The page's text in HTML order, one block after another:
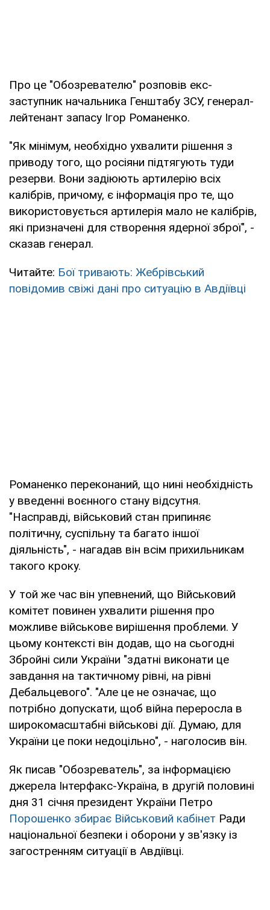
Про це "Обозревателю" розповів екс-
заступник начальника Генштабу ЗСУ, генерал-
лейтенант запасу Ігор Романенко.
"Як мінімум, необхідно ухвалити рішення з
приводу того, що росіяни підтягують туди
резерви. Вони задіюють артилерію всіх
калібрів, причому, є інформація про те, що
використовується артилерія мало не калібрів,
які призначені для створення ядерної зброї", -
сказав генерал.
Читайте: Бої тривають: Жебрівський
повідомив свіжі дані про ситуацію в Авдіївці
Романенко переконаний, що нині необхідність
у введенні воєнного стану відсутня.
"Насправді, військовий стан припиняє
політичну, суспільну та багато іншої
діяльність", - нагадав він всім прихильникам
такого кроку.
У той же час він упевнений, що Військовий
комітет повинен ухвалити рішення про
можливе військове вирішення проблеми. У
цьому контексті він додав, що на сьогодні
Збройні сили України "здатні виконати це
завдання на тактичному рівні, на рівні
Дебальцевого". "Але це не означає, що
потрібно допускати, щоб війна переросла в
широкомасштабні військові дії. Думаю, для
України це поки недоцільно", - наголосив він.
Як писав "Обозреватель", за інформацією
джерела Інтерфакс-Україна, в другій половині
дня 31 січня президент України Петро
Порошенко збирає Військовий кабінет Ради
національної безпеки і оборони у зв'язку із
загостренням ситуації в Авдіївці.